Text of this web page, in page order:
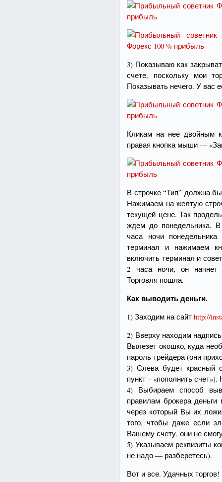
3) Показываю как
счете, поскольку мои
Показывать нечего. У вас
Кликам на нее двойным
правая кнопка мыши —
В строчке “Тип” должна
Нажимаем на желтую
текущей цене. Так
ждем до понедельника.
часа ночи
терминал и нажимаем
включить терминал и
2 часа ночи, он начнет
Торговля пошла.
Как выводить деньги.
1) Заходим на сайтhttp://
2) Вверху находим
Вылезет окошко, куда
пароль трейдера (они
3) Слева будет
пункт – «пополнить
4) Выбираем способ
правилам брокера
через который Вы их
того, чтобы даже если
Вашему счету, они не
5) Указываем реквизиты
не надо — разберетесь).
Вот и все. Удачных торгов!